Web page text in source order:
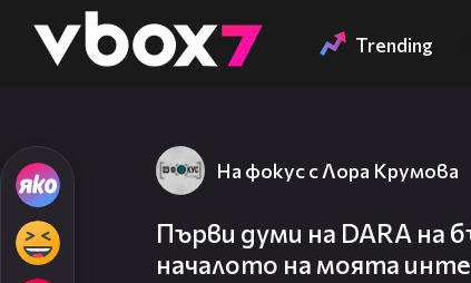
👾 Trending
На фокус с Лора Крумова
Първи думи на DARA на
началото на моята